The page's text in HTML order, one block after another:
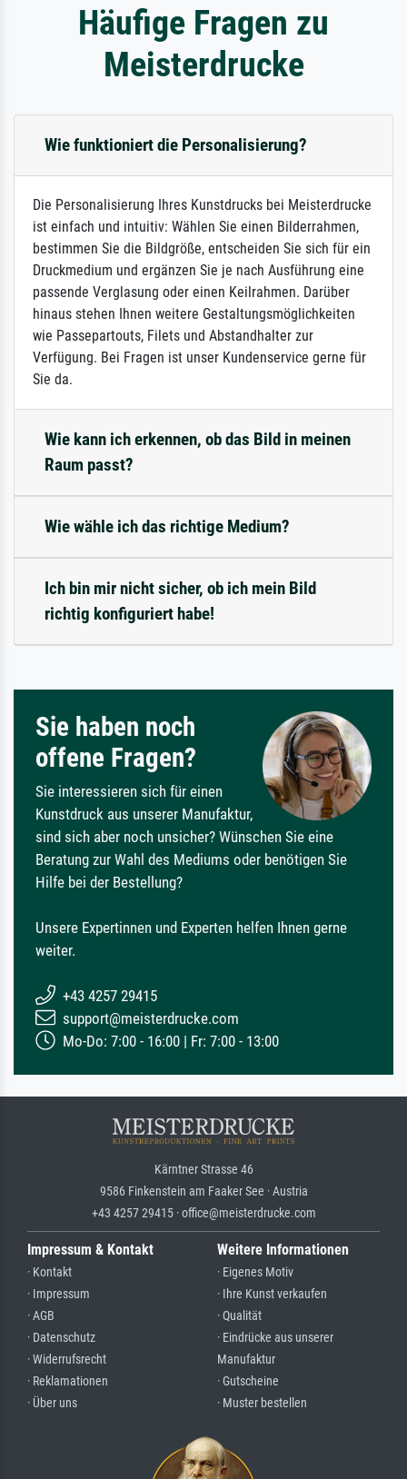
Häufige Fragen zu
Meisterdrucke
Wie funktioniert die Personalisierung?
Die Personalisierung Ihres Kunstdrucks bei Meisterdrucke
ist einfach und intuitiv: Wählen Sie einen Bilderrahmen,
bestimmen Sie die Bildgröße, entscheiden Sie sich für ein
Druckmedium und ergänzen Sie je nach Ausführung eine
passende Verglasung oder einen Keilrahmen. Darüber
hinaus stehen Ihnen weitere Gestaltungsmöglichkeiten
wie Passepartouts, Filets und Abstandhalter zur
Verfügung. Bei Fragen ist unser Kundenservice gerne für
Sie da.
Wie kann ich erkennen, ob das Bild in meinen
Raum passt?
Wie wähle ich das richtige Medium?
Ich bin mir nicht sicher, ob ich mein Bild
richtig konfiguriert habe!
Sie haben noch
offene Fragen?
Sie interessieren sich für einen
Kunstdruck aus unserer Manufaktur,
sind sich aber noch unsicher? Wünschen Sie eine
Beratung zur Wahl des Mediums oder benötigen Sie
Hilfe bei der Bestellung?
Unsere Expertinnen und Experten helfen Ihnen gerne
weiter.
+43 4257 29415
support@meisterdrucke.com
Mo-Do: 7:00 - 16:00 | Fr: 7:00 - 13:00
Kärntner Strasse 46
9586 Finkenstein am Faaker See · Austria
+43 4257 29415 · office@meisterdrucke.com
Impressum & Kontakt
· Kontakt
· Impressum
· AGB
· Datenschutz
· Widerrufsrecht
· Reklamationen
· Über uns
Weitere Informationen
· Eigenes Motiv
· Ihre Kunst verkaufen
· Qualität
· Eindrücke aus unserer
Manufaktur
· Gutscheine
· Muster bestellen